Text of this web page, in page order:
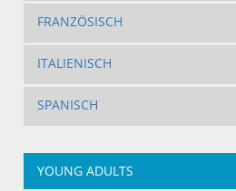
FRANZÖSISCH
ITALIENISCH
SPANISCH
YOUNG ADULTS